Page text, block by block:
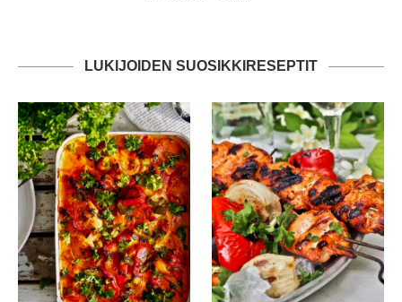
LUKIJOIDEN SUOSIKKIRESEPTIT